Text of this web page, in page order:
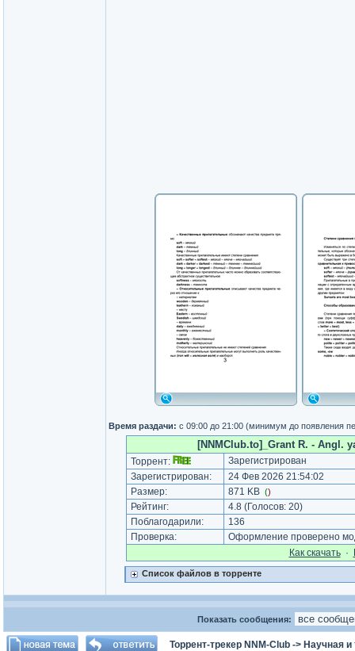
Время раздачи: с 09:00 до 21:00 (минимум до появления
[NNMClub.to]_Grant R. - Angl.
Торрент:
Зарегистрирован
Зарегистрирован:
24 Фев 2026 21:54:02
Размер:
871 KB ()
Рейтинг: 4.8 (Голосов: 20)
Поблагодарили:
136
Проверка:
Оформление проверено
Как cкачать·
Список файлов в торренте
Показать сообщения:
Торрент-трекер NNM-Club -> Научная и